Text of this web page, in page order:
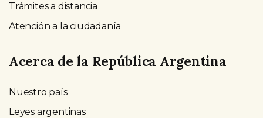
Trámites a distancia
Atención a la ciudadanía
Acerca de la República Argentina
Nuestro país
Leyes argentinas